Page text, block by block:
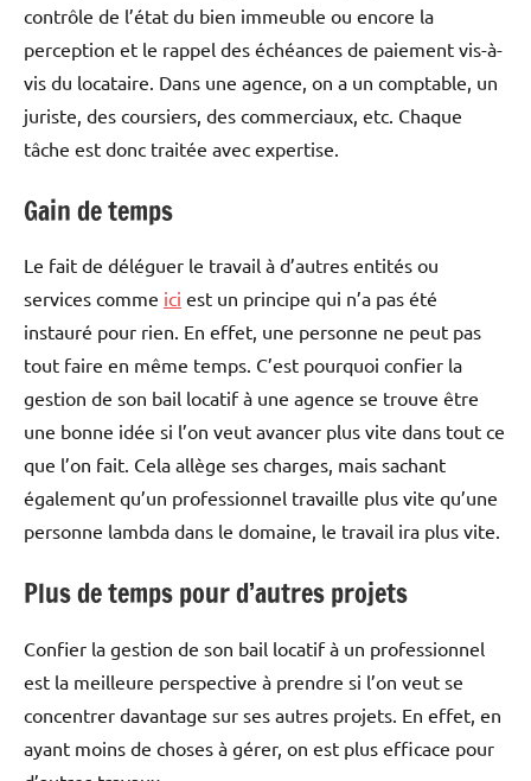
contrôle de l’état du bien immeuble ou encore la
perception et le rappel des échéances de paiement vis-à-
vis du locataire. Dans une agence, on a un comptable, un
juriste, des coursiers, des commerciaux, etc. Chaque
tâche est donc traitée avec expertise.
Gain de temps
Le fait de déléguer le travail à d’autres entités ou
services comme ici est un principe qui n’a pas été
instauré pour rien. En effet, une personne ne peut pas
tout faire en même temps. C’est pourquoi confier la
gestion de son bail locatif à une agence se trouve être
une bonne idée si l’on veut avancer plus vite dans tout ce
que l’on fait. Cela allège ses charges, mais sachant
également qu’un professionnel travaille plus vite qu’une
personne lambda dans le domaine, le travail ira plus vite.
Plus de temps pour d’autres projets
Confier la gestion de son bail locatif à un professionnel
est la meilleure perspective à prendre si l’on veut se
concentrer davantage sur ses autres projets. En effet, en
ayant moins de choses à gérer, on est plus efficace pour